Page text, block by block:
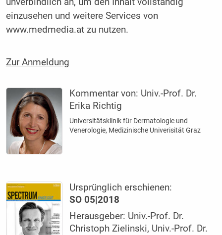
einzusehen und weitere Services von
www.medmedia.at zu nutzen.
Zur Anmeldung
Kommentar von: Univ.-Prof. Dr.
Erika Richtig
Universitätsklinik für Dermatologie und
Venerologie, Medizinische Univerisität Graz
Ursprünglich erschienen:
SO 05|2018
Herausgeber: Univ.-Prof. Dr.
Christoph Zielinski, Univ.-Prof. Dr.